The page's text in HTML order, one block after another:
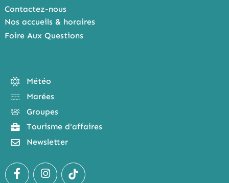
Contactez-nous
Nos accueils & horaires
Foire Aux Questions
Météo
Marées
Groupes
Tourisme d'affaires
Newsletter